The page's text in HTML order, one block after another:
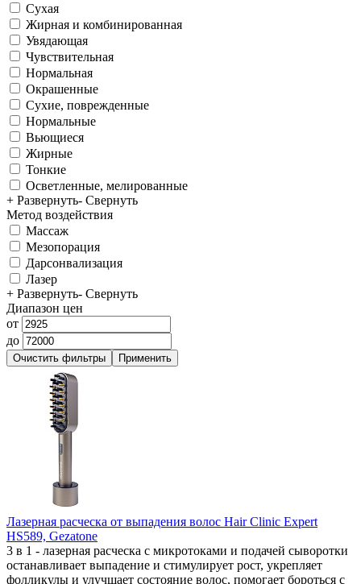
Сухая
Жирная и комбинированная
Увядающая
Чувствительная
Нормальная
Окрашенные
Сухие, поврежденные
Нормальные
Вьющиеся
Жирные
Тонкие
Осветленные, мелированные
+ Развернуть- Свернуть
Метод воздействия
Массаж
Мезопорация
Дарсонвализация
Лазер
+ Развернуть- Свернуть
Диапазон цен
от
до
Лазерная расческа от выпадения волос Hair Clinic Expert
HS589, Gezatone
3 в 1 - лазерная расческа с микротоками и подачей сыворотки
останавливает выпадение и стимулирует рост, укрепляет
фолликулы и улучшает состояние волос, помогает бороться с